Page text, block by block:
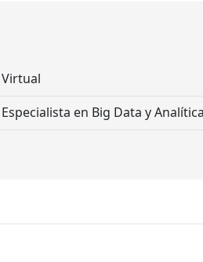
Virtual
Especialista en Big Data y